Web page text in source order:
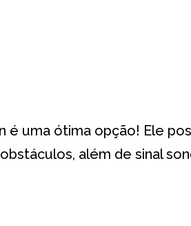
é uma ótima opção! Ele
além de sinal